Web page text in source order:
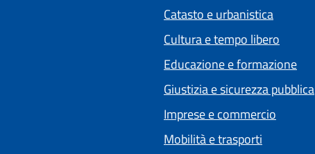
Catasto e urbanistica
Cultura e tempo libero
Educazione e formazione
Giustizia e sicurezza pubblica
Imprese e commercio
Mobilità e trasporti